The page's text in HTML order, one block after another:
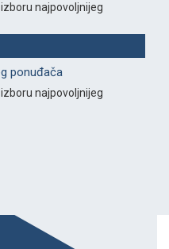
najpovoljnijeg
ponuđača
najpovoljnijeg